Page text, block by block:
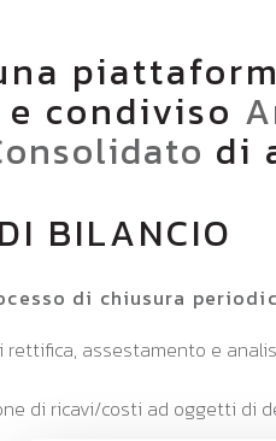
condiviso
di
BILANCIO
di chiusura
rettifica, assestamento e
di ricavi/costi ad oggetti di